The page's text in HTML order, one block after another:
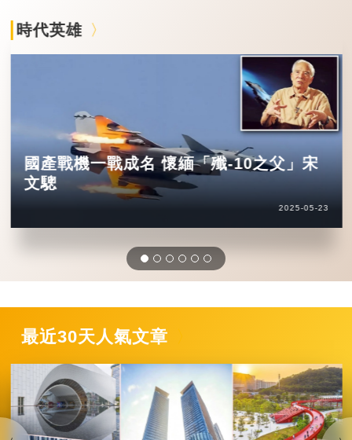
時代英雄
國產戰機一戰成名 懷緬「殲-10之父」宋
文驄
2025-05-23
最近30天人氣文章